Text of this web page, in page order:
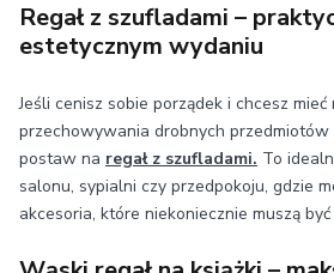
Regał z szufladami –
estetycznym wydaniu
Jeśli cenisz sobie porządek i chcesz mieć
przechowywania drobnych
postaw na regał z szufladami. To
salonu, sypialni czy przedpokoju, gdzie
akcesoria, które niekoniecznie muszą